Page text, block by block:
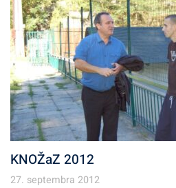
KNOŽaZ 2012
27. septembra 2012